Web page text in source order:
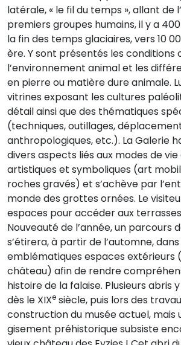
latérale, « le fil du temps », allant de
premiers groupes humains, il y a 400
la fin des temps glaciaires, vers 10
ère. Y sont présentés les conditions
l’environnement animal et les
en pierre ou matière dure animale.
vitrines exposant les cultures
détail ainsi que des thématiques
(techniques, outillages,
anthropologiques, etc.). La Galerie
divers aspects liés aux modes de
artistiques et symboliques (art
roches gravés) et s’achève par
monde des grottes ornées. Le
espaces pour accéder aux
Nouveauté de l’année, un parcours
s’étirera, à partir de l’automne,
emblématiques espaces extérieurs
château) afin de rendre
histoire de la falaise. Plusieurs abris
dès le XIXe siècle, puis lors des
construction du musée actuel, mais
gisement préhistorique subsiste